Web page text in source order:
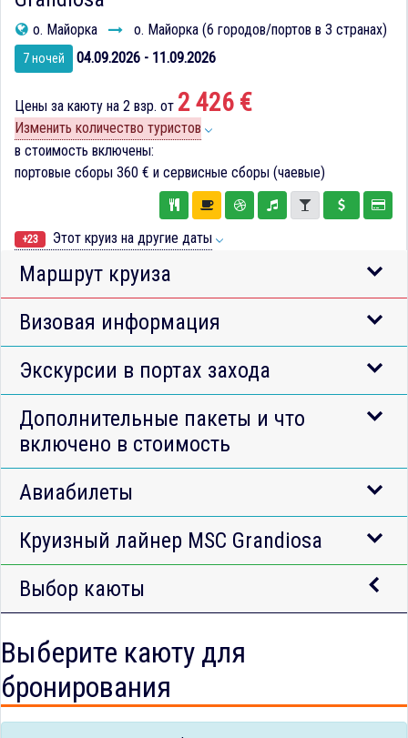
о. Майорка о. Майорка (6 городов/портов в 3 странах)
7 ночей 04.09.2026 - 11.09.2026
Цены за каюту на 2 взр. от 2 426 €
Изменить количество туристов
в стоимость включены:
портовые сборы 360 € и сервисные сборы (чаевые)
+23 Этот круиз на другие даты
Маршрут круиза
Визовая информация
Экскурсии в портах захода
Дополнительные пакеты и что
включено в стоимость
Авиабилеты
Круизный лайнер MSC Grandiosa
Выбор каюты
Выберите каюту для
бронирования